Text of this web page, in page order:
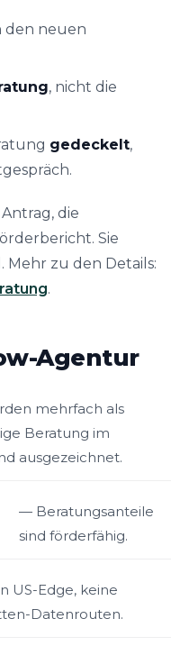
den neuen
, nicht die
gedeckelt,
die
Sie
Mehr zu den Details:
.
Agentur
mehrfach als
Beratung im
ausgezeichnet.
— Beratungsanteile
sind förderfähig.
US-Edge, keine
Datenrouten.